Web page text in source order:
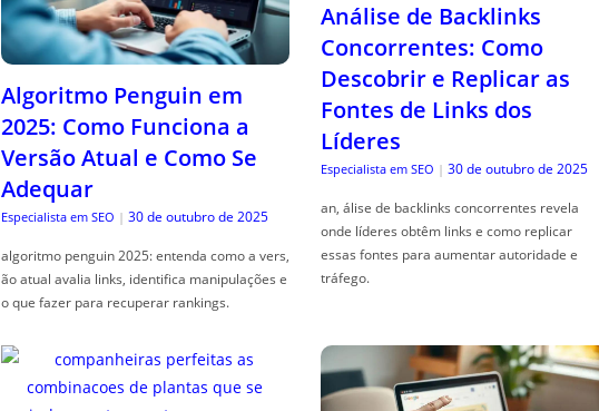
Algoritmo Penguin em
2025: Como Funciona a
Versão Atual e Como Se
Adequar
Especialista em SEO | 30 de outubro de 2025
algoritmo penguin 2025: entenda como a vers,
ão atual avalia links, identifica manipulações e
o que fazer para recuperar rankings.
Análise de Backlinks
Concorrentes: Como
Descobrir e Replicar as
Fontes de Links dos
Líderes
Especialista em SEO | 30 de outubro de 2025
an, álise de backlinks concorrentes revela
onde líderes obtêm links e como replicar
essas fontes para aumentar autoridade e
tráfego.